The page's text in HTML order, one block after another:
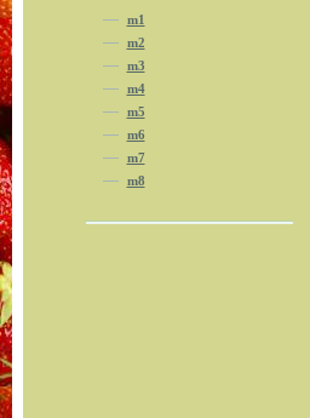
m1
m2
m3
m4
m5
m6
m7
m8